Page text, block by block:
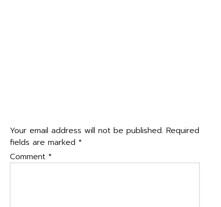
Your email address will not be published. Required
fields are marked *
Comment *